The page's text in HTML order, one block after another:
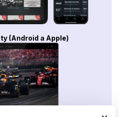
(Android a Apple)